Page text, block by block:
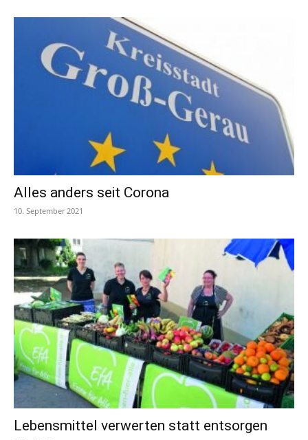
Alles anders seit Corona
10. September 2021
Lebensmittel verwerten statt entsorgen